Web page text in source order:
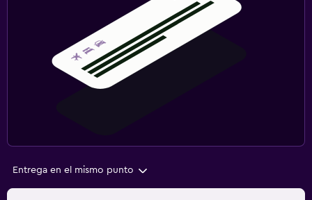
Entrega en el mismo punto